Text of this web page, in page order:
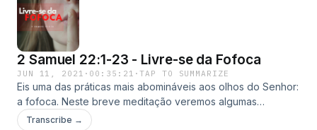
2 Samuel 22:1-23 - Livre-se da Fofoca
JUN 11, 2021 · 00:35:21 ·TAP TO SUMMARIZE
Eis uma das práticas mais abomináveis aos olhos do Senhor:
a fofoca. Neste breve meditação veremos algumas
consequências da fofoca na vida das pessoas.
Transcribe →